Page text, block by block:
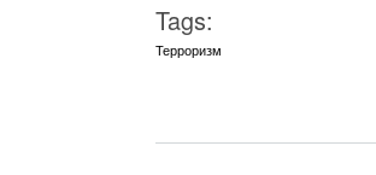
Tags:
Терроризм